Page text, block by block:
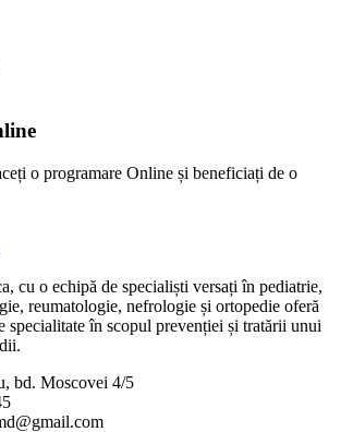
o programare Online și beneficiați de o
cu o echipă de specialiști versați în pediatrie,
reumatologie, nefrologie și ortopedie oferă
specialitate în scopul prevenției și tratării unui
bd. Moscovei 4/5